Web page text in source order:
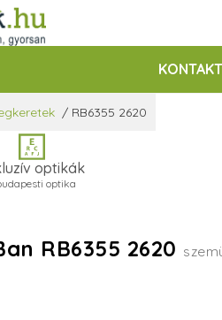
/ RB6355 2620
optikák
optika
RB6355 2620